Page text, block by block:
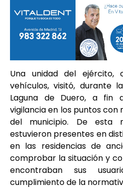
Una unidad del ejército,
vehículos, visitó, durante
Laguna de Duero, a fin
vigilancia en los puntos con
del municipio. De esta
estuvieron presentes en
en las residencias de
comprobar la situación y
encontraban sus
cumplimiento de la